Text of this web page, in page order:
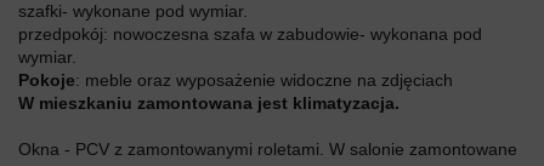
szafki- wykonane pod wymiar.
przedpokój: nowoczesna szafa w zabudowie- wykonana pod
wymiar.
Pokoje: meble oraz wyposażenie widoczne na zdjęciach
W mieszkaniu zamontowana jest klimatyzacja.
Okna - PCV z zamontowanymi roletami. W salonie zamontowane